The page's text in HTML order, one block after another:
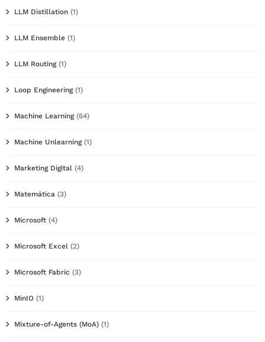
LLM Distillation (1)
LLM Ensemble (1)
LLM Routing(1)
Loop Engineering(1)
Machine Learning(64)
Machine Unlearning(1)
Marketing Digital (4)
Matemática (3)
Microsoft (4)
Microsoft Excel (2)
Microsoft Fabric (3)
MinIO (1)
Mixture-of-Agents (MoA) (1)